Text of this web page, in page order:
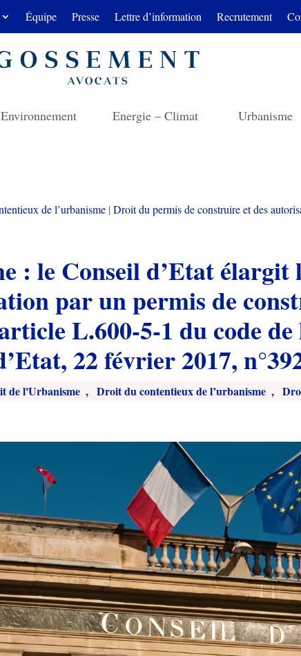
Équipe Presse Lettre d’information Recrutement
Environnement Energie – Climat Urbanisme
de l’urbanisme |Droit du permis de construire et des
: le Conseil d’Etat élargit
par un permis de
L.600-5-1 du code
22 février 2017,
de l'Urbanisme , Droit du contentieux de l’urbanisme ,